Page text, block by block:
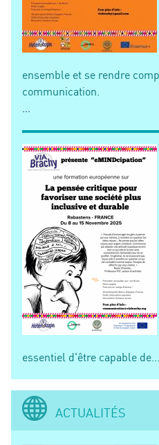
ensemble et se rendre
communication.
essentiel d'être capable de...
ACTUALITÉS